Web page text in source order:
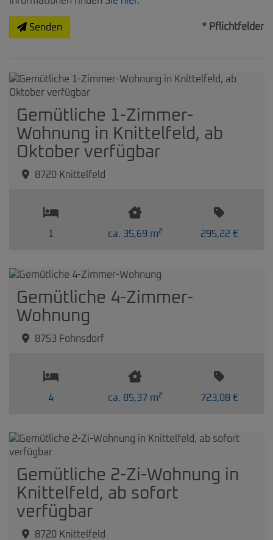
Senden * Pflichtfelder
Gemütliche 1-Zimmer-
Wohnung in Knittelfeld, ab
Oktober verfügbar
8720 Knittelfeld
1 ca. 35,69 m2 295,22 €
Gemütliche 4-Zimmer-
Wohnung
8753 Fohnsdorf
4 ca. 85,37 m2 723,08 €
Gemütliche 2-Zi-Wohnung in
Knittelfeld, ab sofort
verfügbar
8720 Knittelfeld